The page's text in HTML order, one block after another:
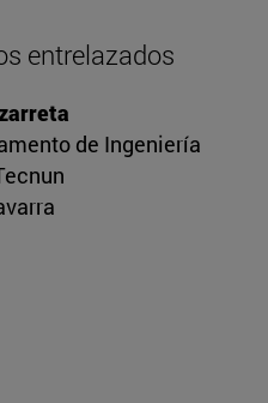
entrelazados
de Ingeniería